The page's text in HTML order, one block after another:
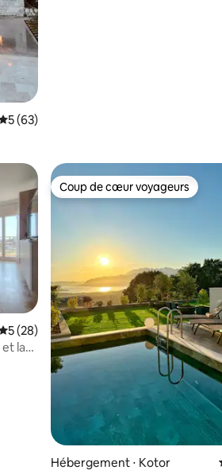
moyenne sur la base de 63
5 (63)
: 4,82 sur 5
moyenne sur la base de 28
5 (28)
la
Coup de cœur voyageurs
Coup de cœur voyageurs
Hébergement ⋅ Kotor